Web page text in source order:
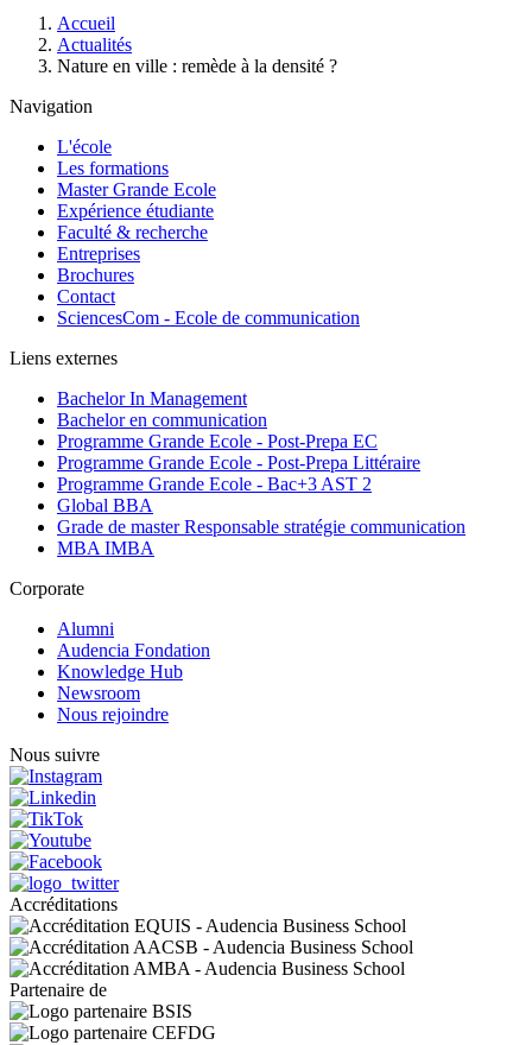
d'Ariane
Accueil
Actualités
Nature en ville : remède à la densité ?
Navigation
L'école
Les formations
Master Grande Ecole
Expérience étudiante
Faculté & recherche
Entreprises
Brochures
Contact
SciencesCom - Ecole de communication
Liens externes
Bachelor In Management
Bachelor en communication
Programme Grande Ecole - Post-Prepa EC
Programme Grande Ecole - Post-Prepa Littéraire
Programme Grande Ecole - Bac+3 AST 2
Global BBA
Grade de master Responsable stratégie communication
MBA IMBA
Corporate
Alumni
Audencia Fondation
Knowledge Hub
Newsroom
Nous rejoindre
Nous suivre
Accréditations
Partenaire de